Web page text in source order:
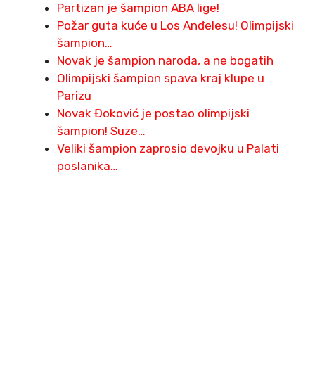
Partizan je šampion ABA lige!
Požar guta kuće u Los Anđelesu! Olimpijski
šampion…
Novak je šampion naroda, a ne bogatih
Olimpijski šampion spava kraj klupe u
Parizu
Novak Đoković je postao olimpijski
šampion! Suze…
Veliki šampion zaprosio devojku u Palati
poslanika…